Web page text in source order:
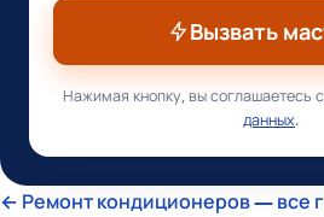
Вызвать
Нажимая кнопку, вы соглашаетесь с
данных.
← Ремонт кондиционеров — все